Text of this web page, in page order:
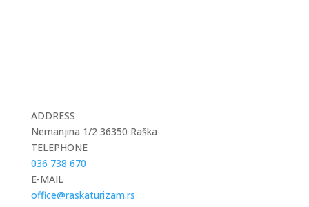
ADDRESS
Nemanjina 1/2 36350 Raška
TELEPHONE
036 738 670
E-MAIL
office@raskaturizam.rs